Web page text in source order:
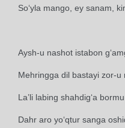
So‘yla mango, ey sanam,
Aysh-u nashot istabon
Mehringga dil bastayi zor-u
La’li labing shahdig‘a bormu
Dahr aro yo‘qtur sanga